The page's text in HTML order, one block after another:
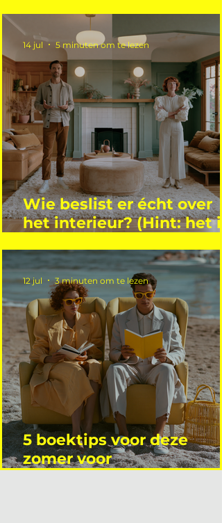
Wie beslist er écht over
het interieur? (Hint: het is
14 jul 5 minuten om te lezen
5 boektips voor deze
zomer voor
12 jul 3 minuten om te lezen